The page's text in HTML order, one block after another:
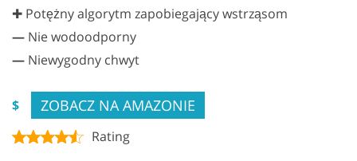
✚ Potężny algorytm zapobiegający wstrząsom
— Nie wodoodporny
— Niewygodny chwyt
$ ZOBACZ NA AMAZONIE
Rating